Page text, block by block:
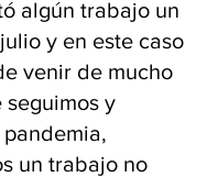
algún trabajo un
y en este caso
venir de mucho
seguimos y
un trabajo no